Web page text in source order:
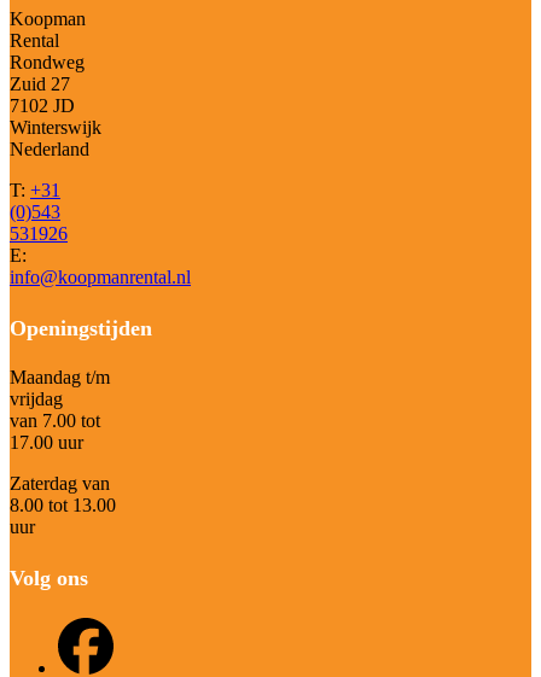
Koopman
Rental
Rondweg
Zuid 27
7102 JD
Winterswijk
Nederland
T: +31
(0)543
531926
E:
info@koopmanrental.nl
Openingstijden
Maandag t/m
vrijdag
van 7.00 tot
17.00 uur
Zaterdag van
8.00 tot 13.00
uur
Volg ons